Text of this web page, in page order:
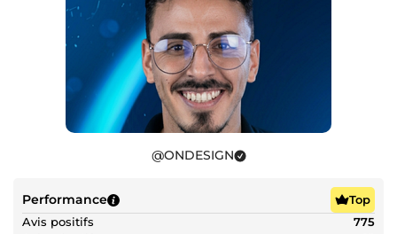
@ONDESIGN
Performance
Top
Avis positifs
775